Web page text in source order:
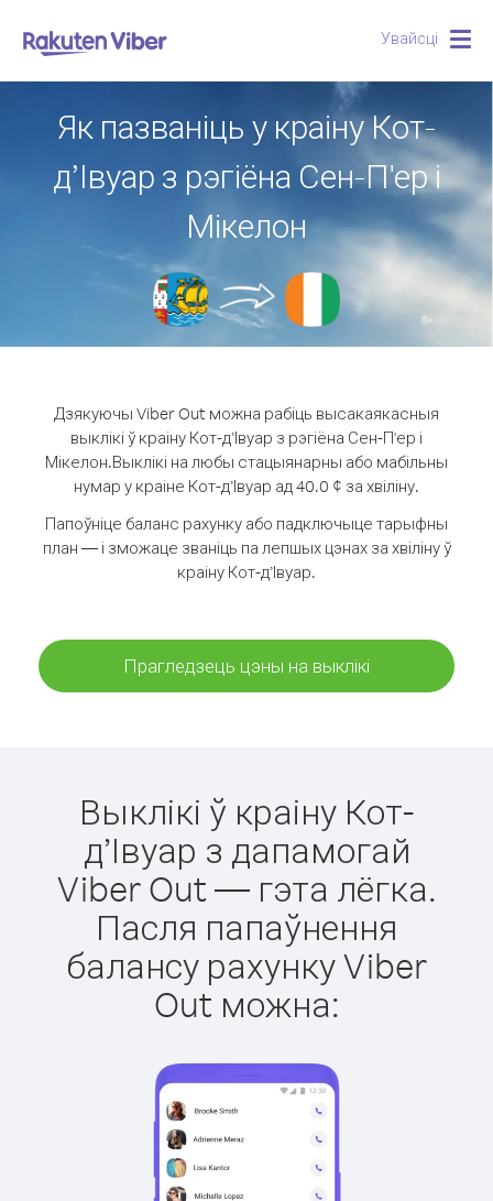
Увайсці
Як пазваніць у краіну Кот-
д’Івуар з рэгіёна Сен-П'ер і
Мікелон
Дзякуючы Viber Out можна рабіць высакаякасныя
выклікі ў краіну Кот-д’Івуар з рэгіёна Сен-П'ер і
Мікелон.Выклікі на любы стацыянарны або мабільны
нумар у краіне Кот-д’Івуар ад 40.0 ¢ за хвіліну.
Папоўніце баланс рахунку або падключыце тарыфны
план — і зможаце званіць па лепшых цэнах за хвіліну ў
краіну Кот-д’Івуар.
Прагледзець цэны на выклікі
Выклікі ў краіну Кот-
д’Івуар з дапамогай
Viber Out — гэта лёгка.
Пасля папаўнення
балансу рахунку Viber
Out можна: